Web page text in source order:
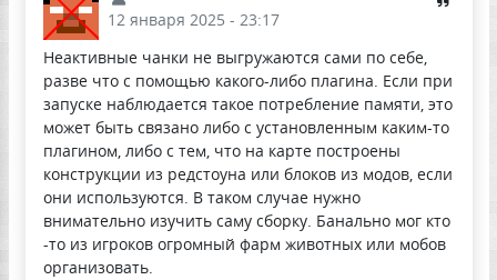
12 января 2025 - 23:17
Неактивные чанки не выгружаются сами по себе,
разве что с помощью какого-либо плагина. Если при
запуске наблюдается такое потребление памяти, это
может быть связано либо с установленным каким-то
плагином, либо с тем, что на карте построены
конструкции из редстоуна или блоков из модов, если
они используются. В таком случае нужно
внимательно изучить саму сборку. Банально мог кто
-то из игроков огромный фарм животных или мобов
организовать.